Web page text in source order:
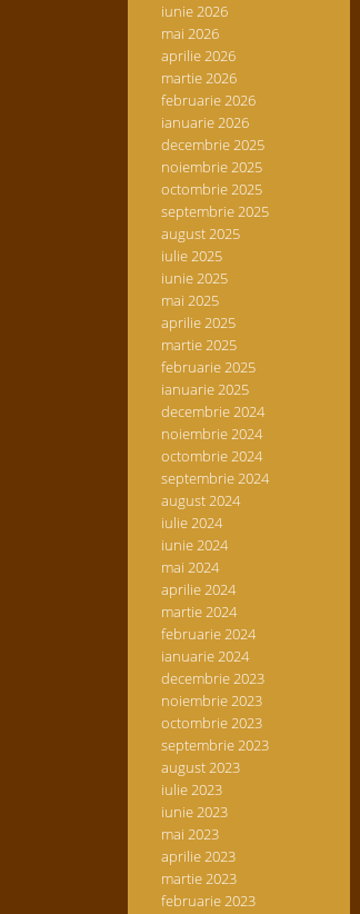
iunie 2026
mai 2026
aprilie 2026
martie 2026
februarie 2026
ianuarie 2026
decembrie 2025
noiembrie 2025
octombrie 2025
septembrie 2025
august 2025
iulie 2025
iunie 2025
mai 2025
aprilie 2025
martie 2025
februarie 2025
ianuarie 2025
decembrie 2024
noiembrie 2024
octombrie 2024
septembrie 2024
august 2024
iulie 2024
iunie 2024
mai 2024
aprilie 2024
martie 2024
februarie 2024
ianuarie 2024
decembrie 2023
noiembrie 2023
octombrie 2023
septembrie 2023
august 2023
iulie 2023
iunie 2023
mai 2023
aprilie 2023
martie 2023
februarie 2023